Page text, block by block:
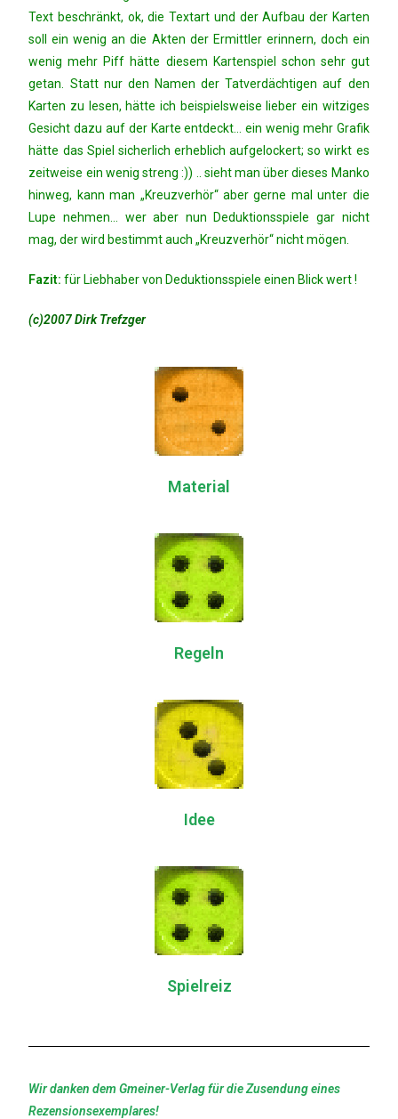
Text beschränkt, ok, die Textart und der Aufbau der Karten
soll ein wenig an die Akten der Ermittler erinnern, doch ein
wenig mehr Piff hätte diesem Kartenspiel schon sehr gut
getan. Statt nur den Namen der Tatverdächtigen auf den
Karten zu lesen, hätte ich beispielsweise lieber ein witziges
Gesicht dazu auf der Karte entdeckt… ein wenig mehr Grafik
hätte das Spiel sicherlich erheblich aufgelockert; so wirkt es
zeitweise ein wenig streng :)) .. sieht man über dieses Manko
hinweg, kann man „Kreuzverhör“ aber gerne mal unter die
Lupe nehmen… wer aber nun Deduktionsspiele gar nicht
mag, der wird bestimmt auch „Kreuzverhör“ nicht mögen.
Fazit: für Liebhaber von Deduktionsspiele einen Blick wert !
(c)2007 Dirk Trefzger
Material
Regeln
Idee
Spielreiz
Wir danken dem Gmeiner-Verlag für die Zusendung eines
Rezensionsexemplares!